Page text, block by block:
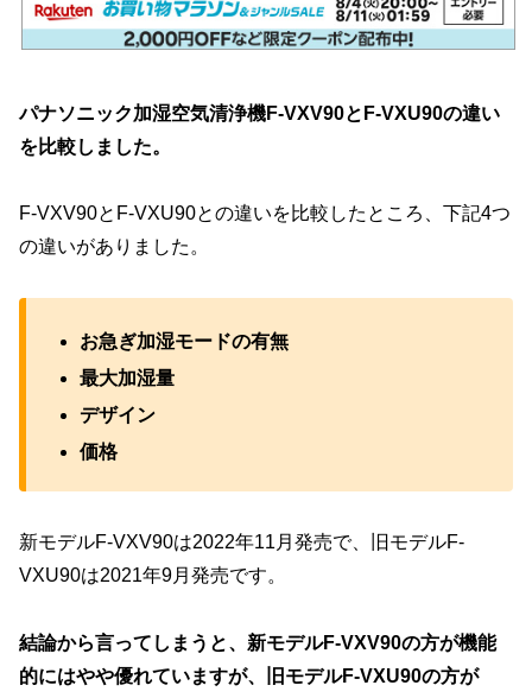
パナソニック加湿空気清浄機F-VXV90とF-VXU90の違い
を比較しました。
F-VXV90とF-VXU90との違いを比較したところ、下記4つ
の違いがありました。
お急ぎ加湿モードの有無
最大加湿量
デザイン
価格
新モデルF-VXV90は2022年11月発売で、旧モデルF-
VXU90は2021年9月発売です。
結論から言ってしまうと、新モデルF-VXV90の方が機能
的にはやや優れていますが、旧モデルF-VXU90の方が